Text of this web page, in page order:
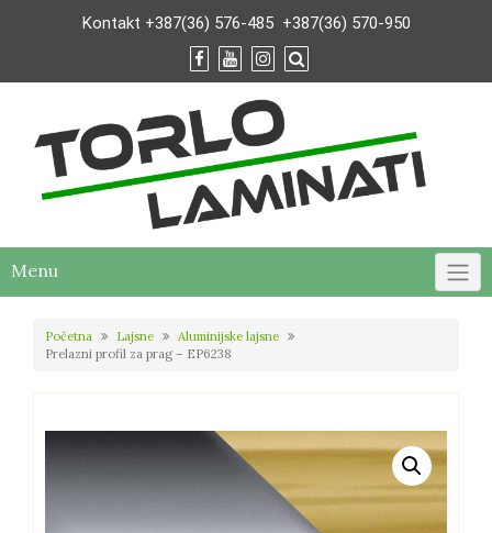
Kontakt +387(36) 576-485 +387(36) 570-950
Menu
Početna Lajsne
Aluminijske lajsne
Prelazni profil za prag – EP6238